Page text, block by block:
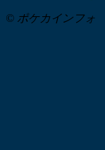
© ポケカインフォ